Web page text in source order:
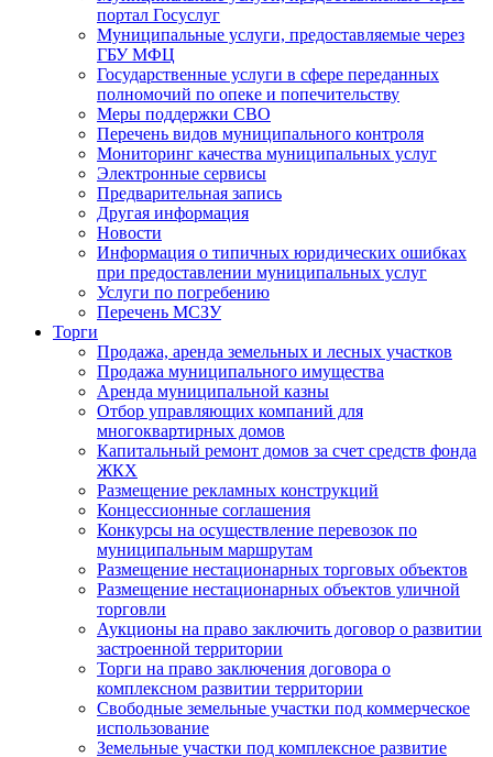
портал Госуслуг
Муниципальные услуги, предоставляемые через
ГБУ МФЦ
Государственные услуги в сфере переданных
полномочий по опеке и попечительству
Меры поддержки СВО
Перечень видов муниципального контроля
Мониторинг качества муниципальных услуг
Электронные сервисы
Предварительная запись
Другая информация
Новости
Информация о типичных юридических ошибках
при предоставлении муниципальных услуг
Услуги по погребению
Перечень МСЗУ
Торги
Продажа, аренда земельных и лесных участков
Продажа муниципального имущества
Аренда муниципальной казны
Отбор управляющих компаний для
многоквартирных домов
Капитальный ремонт домов за счет средств фонда
ЖКХ
Размещение рекламных конструкций
Концессионные соглашения
Конкурсы на осуществление перевозок по
муниципальным маршрутам
Размещение нестационарных торговых объектов
Размещение нестационарных объектов уличной
торговли
Аукционы на право заключить договор о развитии
застроенной территории
Торги на право заключения договора о
комплексном развитии территории
Свободные земельные участки под коммерческое
использование
Земельные участки под комплексное развитие